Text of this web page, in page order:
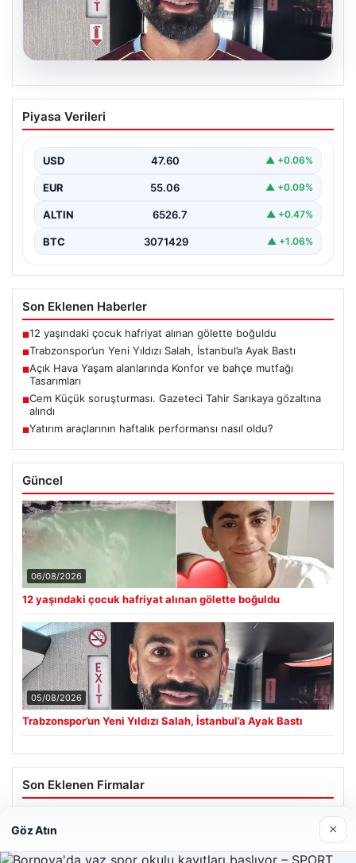
Trabzonspor’un Yeni Yıldızı Salah,
İstanbul’a Ayak Bastı
İstanbul’a iniş yaptı. Havalimanında basın mensupları ve
kulüp…
Piyasa Verileri
USD 47.60 ▲ +0.06%
EUR 55.06 ▲ +0.09%
ALTIN 6526.7 ▲ +0.47%
BTC 3071429 ▲ +1.06%
Son Eklenen Haberler
■12 yaşındaki çocuk hafriyat alınan gölette boğuldu
■Trabzonspor’un Yeni Yıldızı Salah, İstanbul’a Ayak Bastı
■Açık Hava Yaşam alanlarında Konfor ve bahçe mutfağı
Tasarımları
■Cem Küçük soruşturması. Gazeteci Tahir Sarıkaya gözaltına
alındı
■Yatırım araçlarının haftalık performansı nasıl oldu?
Güncel
06/08/2026
12 yaşındaki çocuk hafriyat alınan gölette boğuldu
05/08/2026
Trabzonspor’un Yeni Yıldızı Salah, İstanbul’a Ayak Bastı
Son Eklenen Firmalar
Göz Atın ×